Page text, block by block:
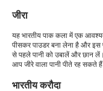
जीरा
यह भारतीय पाक कला में एक
पीसकर पाउडर बना लेना है और इस
से पहले पानी को उबालें और छान
आप जीरे वाला पानी पीते रह सकते
भारतीय करौदा